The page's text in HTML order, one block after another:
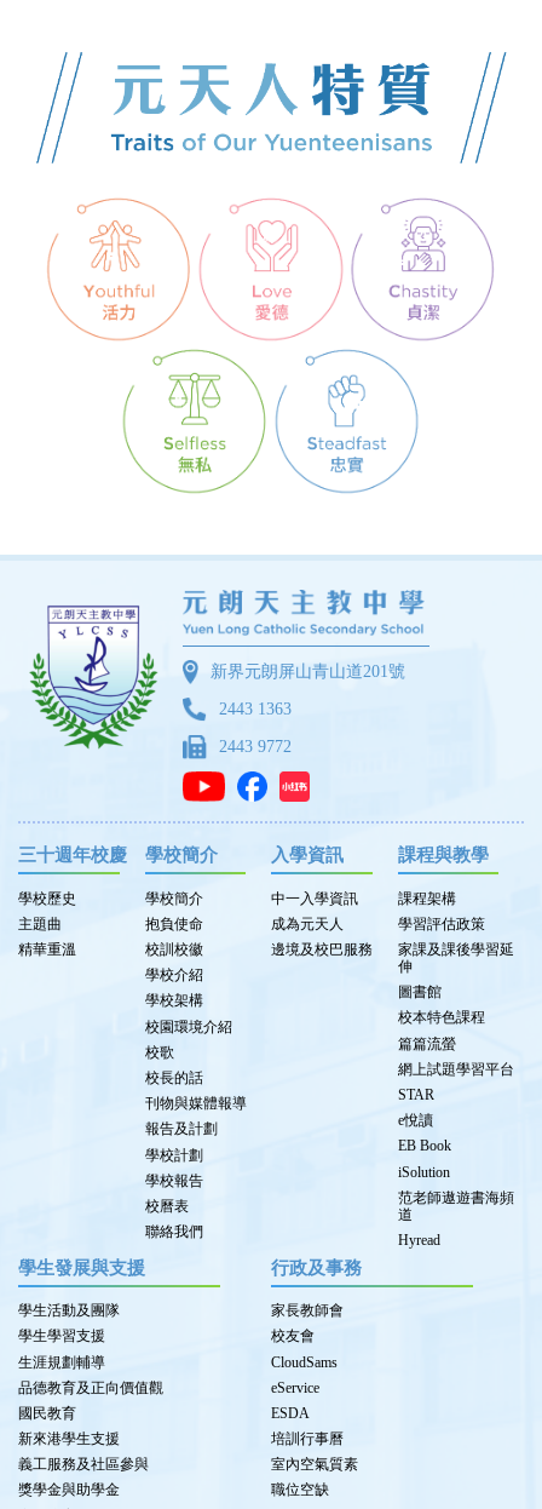
仁愛堂劍擊盃邀請賽獲多個獎項
2026-03-25
26-28年度應用學習課程選科結果
2025-11-11
李煒強榮獲標語創作比賽亞軍
「賽馬會節能減電學校計劃」 天主教香港教區
新界元朗屏山青山道201號
2443 1363
2443 9772
三十週年校慶
學校歷史
主題曲
精華重溫
學校簡介
學校簡介
抱負使命
校訓校徽
學校介紹
學校架構
校園環境介紹
校歌
校長的話
刊物與媒體報導
報告及計劃
學校計劃
學校報告
校曆表
聯絡我們
入學資訊
中一入學資訊
成為元天人
邊境及校巴服務
課程與教學
課程架構
學習評估政策
家課及課後學習延
伸
圖書館
校本特色課程
篇篇流螢
網上試題學習平台
STAR
e悅讀
EB Book
iSolution
范老師遨遊書海頻
道
Hyread
學生發展與支援
學生活動及團隊
學生學習支援
生涯規劃輔導
品德教育及正向價值觀
國民教育
新來港學生支援
義工服務及社區參與
獎學金與助學金
行政及事務
家長教師會
校友會
CloudSams
eService
ESDA
培訓行事曆
室內空氣質素
職位空缺